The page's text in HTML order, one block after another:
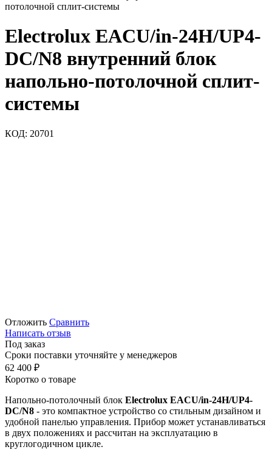
потолочной сплит-системы
Electrolux EACU/in-24H/UP4-
DC/N8 внутренний блок
напольно-потолочной сплит-
системы
КОД: 20701
Отложить Сравнить
Написать отзыв
Под заказ
Сроки поставки уточняйте у менеджеров
62 400 ₽
Коротко о товаре
Напольно-потолочный блок Electrolux EACU/in-24H/UP4-
DC/N8 - это компактное устройство со стильным дизайном и
удобной панелью управления. Прибор может устанавливаться
в двух положениях и рассчитан на эксплуатацию в
круглогодичном цикле.